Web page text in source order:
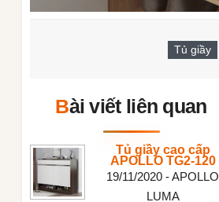
Tủ giầy
Bài viết liên quan
Tủ giầy cao cấp
APOLLO TG2-120
19/11/2020 - APOLLO
LUMA